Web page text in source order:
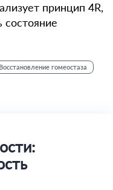
принцип 4R,
Восстановление гомеостаза